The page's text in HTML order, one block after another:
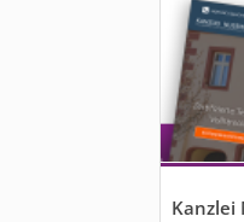
Kanzlei